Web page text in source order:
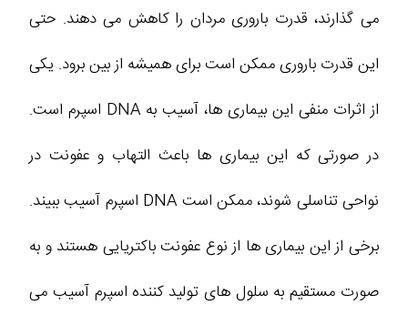
می‌ گذارند، قدرت باروری مردان را کاهش می‌ دهند. حتی
این قدرت باروری ممکن است برای همیشه از بین برود. یکی
از اثرات منفی این بیماری‌ ها، آسیب به DNA اسپرم است.
در صورتی که این بیماری‌ ها باعث التهاب و عفونت در
نواحی تناسلی شوند، ممکن است DNA اسپرم آسیب ببیند.
برخی از این بیماری‌ ها از نوع عفونت باکتریایی هستند و به
صورت مستقیم به سلول‌ های تولید کننده اسپرم آسیب می‌